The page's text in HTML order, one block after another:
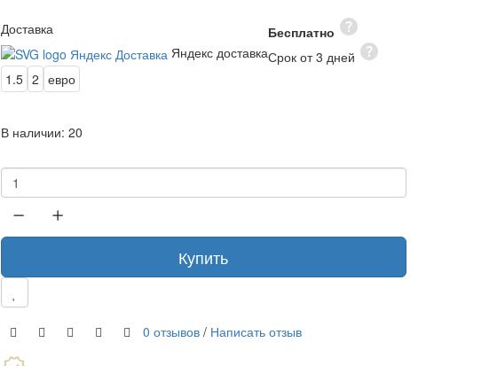
Доставка
Бесплатно
Яндекс доставкаСрок от 3 дней
1.5 2 евро
В наличии: 20
Купить
0 отзывов/ Написать отзыв